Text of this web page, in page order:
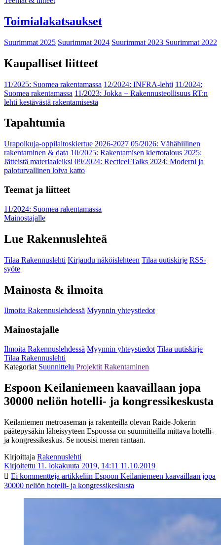
Toimialakatsaukset
Suurimmat 2025 Suurimmat 2024 Suurimmat 2023 Suurimmat 2022
Kaupalliset liitteet
11/2025: Suomea rakentamassa 12/2024: INFRA-lehti 11/2024:
Suomea rakentamassa 11/2023: Jokka − Rakennusteollisuus RT:n
lehti kestävästä rakentamisesta
Tapahtumia
Urapolkuja-oppilaitoskiertue 2026-2027 05/2026: Vähähiilinen
rakentaminen & data 10/2025: Rakentamisen kiertotalous 2025:
Jätteistä materiaaleiksi 09/2024: Recticel Talks 2024: Moderni ja
paloturvallinen loiva katto
Teemat ja liitteet
11/2024: Suomea rakentamassa
Mainostajalle
Lue Rakennuslehteä
Tilaa Rakennuslehti Kirjaudu näköislehteen Tilaa uutiskirje RSS-
syöte
Mainosta & ilmoita
Ilmoita Rakennuslehdessä Myynnin yhteystiedot
Mainostajalle
Ilmoita Rakennuslehdessä Myynnin yhteystiedot Tilaa uutiskirje
Tilaa Rakennuslehti
Kategoriat Suunnittelu Projektit Rakentaminen
Espoon Keilaniemeen kaavaillaan jopa
30000 neliön hotelli- ja kongressikeskusta
Keilaniemen metroaseman ja rakenteilla olevan Raide-Jokerin
päätepysäkin läheisyyteen Espoossa on suunnitteilla mittava hotelli-
ja kongressikeskus. Se nousisi meren rantaan.
Kirjoittaja Rakennuslehti
Kirjoitettu 11. lokakuuta 2019, 14:11 11.10.2019
Ei kommentteja artikkeliin Espoon Keilaniemeen kaavaillaan jopa
30000 neliön hotelli- ja kongressikeskusta